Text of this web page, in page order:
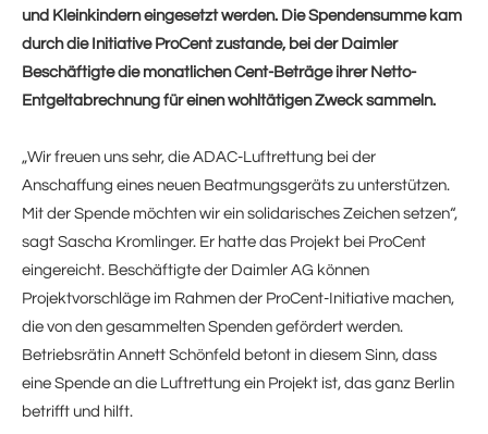
und Kleinkindern eingesetzt werden. Die Spendensumme kam
durch die Initiative ProCent zustande, bei der Daimler
Beschäftigte die monatlichen Cent-Beträge ihrer Netto-
Entgeltabrechnung für einen wohltätigen Zweck sammeln.
„Wir freuen uns sehr, die ADAC-Luftrettung bei der
Anschaffung eines neuen Beatmungsgeräts zu unterstützen.
Mit der Spende möchten wir ein solidarisches Zeichen setzen“,
sagt Sascha Kromlinger. Er hatte das Projekt bei ProCent
eingereicht. Beschäftigte der Daimler AG können
Projektvorschläge im Rahmen der ProCent-Initiative machen,
die von den gesammelten Spenden gefördert werden.
Betriebsrätin Annett Schönfeld betont in diesem Sinn, dass
eine Spende an die Luftrettung ein Projekt ist, das ganz Berlin
betrifft und hilft.